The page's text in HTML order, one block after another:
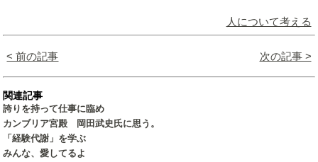
人について考える
< 前の記事 次の記事 >
関連記事
誇りを持って仕事に臨め
カンブリア宮殿 岡田武史氏に思う。
「経験代謝」を学ぶ
みんな、愛してるよ